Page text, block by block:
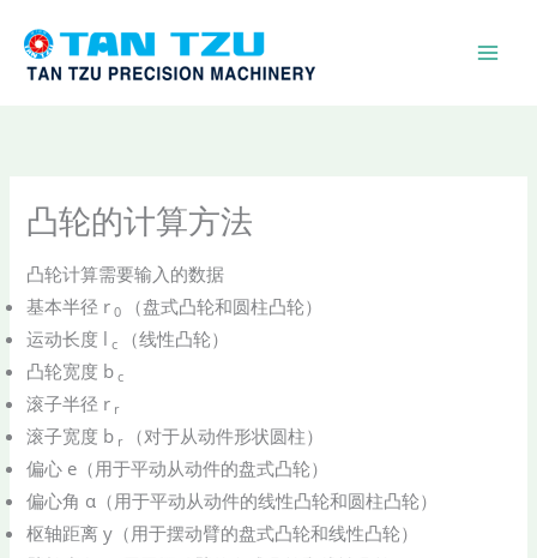
凸轮的计算方法
凸轮计算需要输入的数据
基本半径 r 0
（盘式凸轮和圆柱凸轮）
运动长度 l c
（线性凸轮）
凸轮宽度 b c
滚子半径 r r
滚子宽度 b r
（对于从动件形状圆柱）
偏心 e（用于平动从动件的盘式凸轮）
偏心角 α（用于平动从动件的线性凸轮和圆柱凸轮）
枢轴距离 y（用于摆动臂的盘式凸轮和线性凸轮）